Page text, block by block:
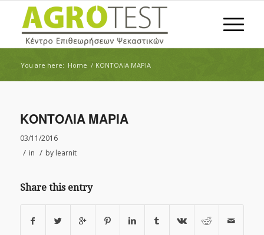
You are here: Home / ΚΟΝΤΟΛΙΑ ΜΑΡΙΑ
ΚΟΝΤΟΛΙΑ ΜΑΡΙΑ
03/11/2016
/ in / by learnit
Share this entry